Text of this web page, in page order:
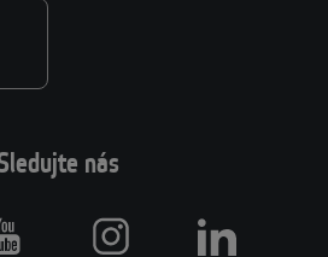
nás
Youtube Instagram LinkedIn